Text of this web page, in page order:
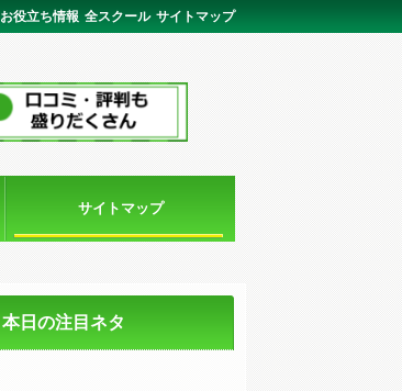
サイトマップ
全スクール
お役立ち情報
サイトマップ
本日の注目ネタ